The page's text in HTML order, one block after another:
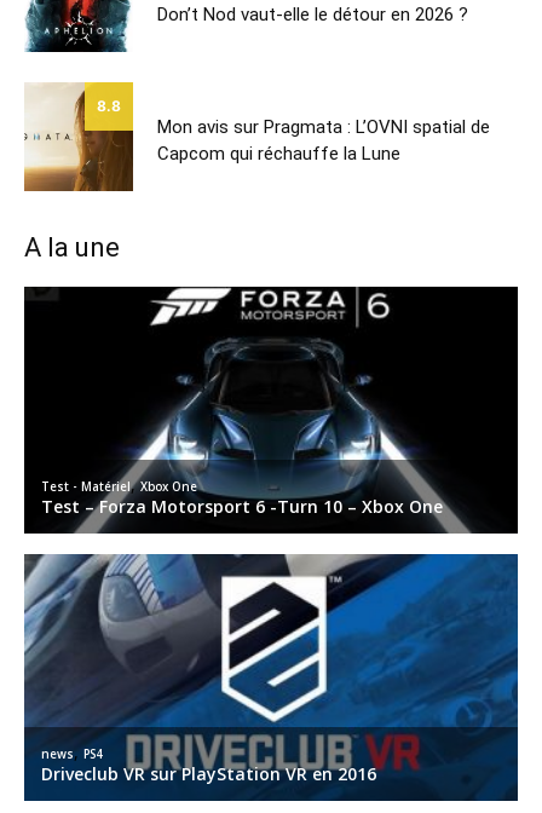
Don’t Nod vaut-elle le détour en 2026 ?
8.8
Mon avis sur Pragmata : L’OVNI spatial de
Capcom qui réchauffe la Lune
A la une